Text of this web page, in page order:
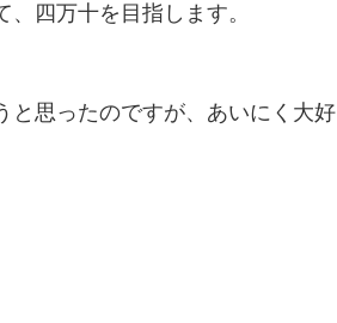
四万十を目指します。
と思ったのですが、あいにく大好